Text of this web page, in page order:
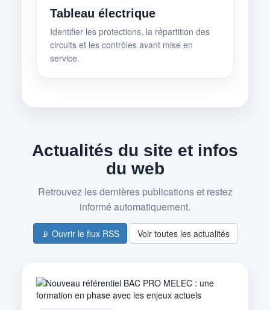
Tableau électrique
Identifier les protections, la répartition des
circuits et les contrôles avant mise en
service.
Actualités du site et infos
du web
Retrouvez les dernières publications et restez
informé automatiquement.
📡 Ouvrir le flux RSS Voir toutes les actualités